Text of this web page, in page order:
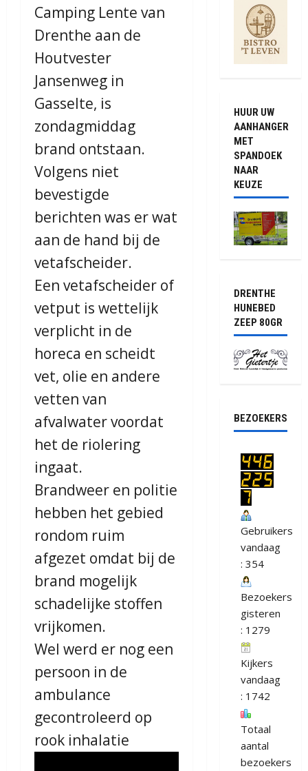
Camping Lente van
Drenthe aan de
Houtvester
Jansenweg in
Gasselte, is
zondagmiddag
brand ontstaan.
Volgens niet
bevestigde
berichten was er wat
aan de hand bij de
vetafscheider.
Een vetafscheider of
vetput is wettelijk
verplicht in de
horeca en scheidt
vet, olie en andere
vetten van
afvalwater voordat
het de riolering
ingaat.
Brandweer en politie
hebben het gebied
rondom ruim
afgezet omdat bij de
brand mogelijk
schadelijke stoffen
vrijkomen.
Wel werd er nog een
persoon in de
ambulance
gecontroleerd op
rook inhalatie
HUUR UW
AANHANGER
MET
SPANDOEK
NAAR
KEUZE
DRENTHE
HUNEBED
ZEEP 80GR
BEZOEKERS
Gebruikers
vandaag
: 354
Bezoekers
gisteren
: 1279
Kijkers
vandaag
: 1742
Totaal
aantal
bezoekers